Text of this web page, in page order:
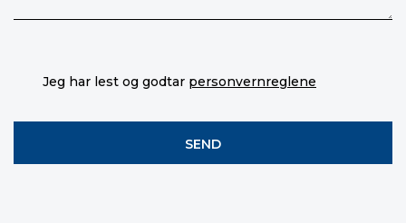
Jeg har lest og godtar personvernreglene